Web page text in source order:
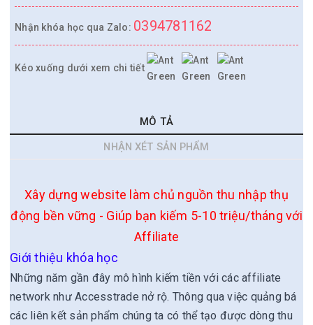
Nhận khóa học qua Zalo: 0394781162
Kéo xuống dưới xem chi tiết
MÔ TẢ
NHẬN XÉT SẢN PHẨM
Xây dựng website làm chủ nguồn thu nhập thụ
động bền vững - Giúp bạn kiếm 5-10 triệu/tháng với
Affiliate
Giới thiệu khóa học
Những năm gần đây mô hình kiếm tiền với các affiliate
network như Accesstrade nở rộ. Thông qua việc quảng bá
các liên kết sản phẩm chúng ta có thể tạo được dòng thu